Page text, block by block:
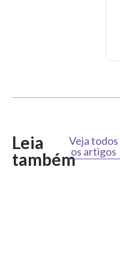
Leia
também
Veja todos
os artigos